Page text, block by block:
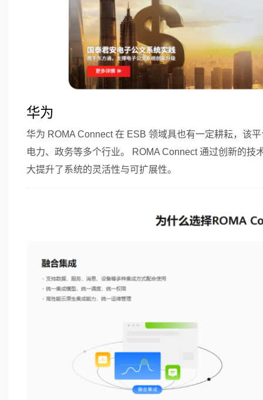
华为
华为 ROMA Connect 在 ESB 领域具也有一定耕耘，该
电力、政务等多个行业。 ROMA Connect 通过创新的
大提升了系统的灵活性与可扩展性。